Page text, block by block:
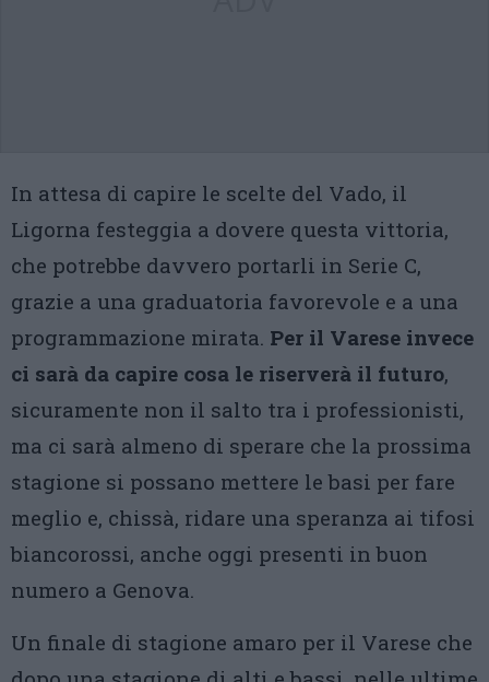
In attesa di capire le scelte del Vado, il
Ligorna festeggia a dovere questa vittoria,
che potrebbe davvero portarli in Serie C,
grazie a una graduatoria favorevole e a una
programmazione mirata. Per il Varese invece
ci sarà da capire cosa le riserverà il futuro,
sicuramente non il salto tra i professionisti,
ma ci sarà almeno di sperare che la prossima
stagione si possano mettere le basi per fare
meglio e, chissà, ridare una speranza ai tifosi
biancorossi, anche oggi presenti in buon
numero a Genova.
Un finale di stagione amaro per il Varese che